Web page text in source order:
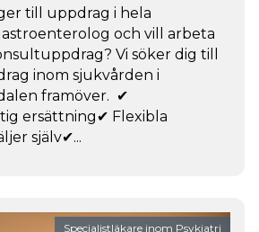
till uppdrag i hela
och vill arbeta
Vi söker dig till
inom sjukvården i
framöver. ✔
ersättning✔ Flexibla
själv✔...
Specialistläkare inom Psykiatri